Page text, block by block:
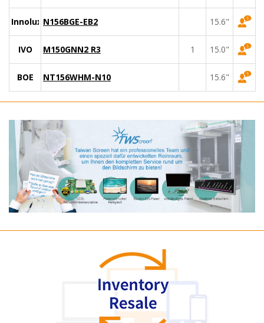
Innolux N156BGE-EB2 15.6"
IVO M150GNN2 R3 1 15.0"
BOE NT156WHM-N10 15.6"